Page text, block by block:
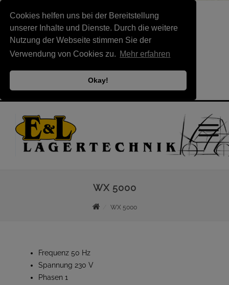
Cookies helfen uns bei der Bereitstellung
unserer Inhalte und Dienste. Durch die weitere
Nutzung der Webseite stimmen Sie der
Verwendung von Cookies zu. Mehr erfahren
Okay!
WX 5000
WX 5000
Frequenz 50 Hz
Spannung 230 V
Phasen 1